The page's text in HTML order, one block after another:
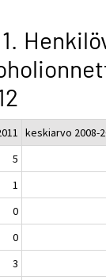
keskiarvo 2008-
5
1
0
0
3